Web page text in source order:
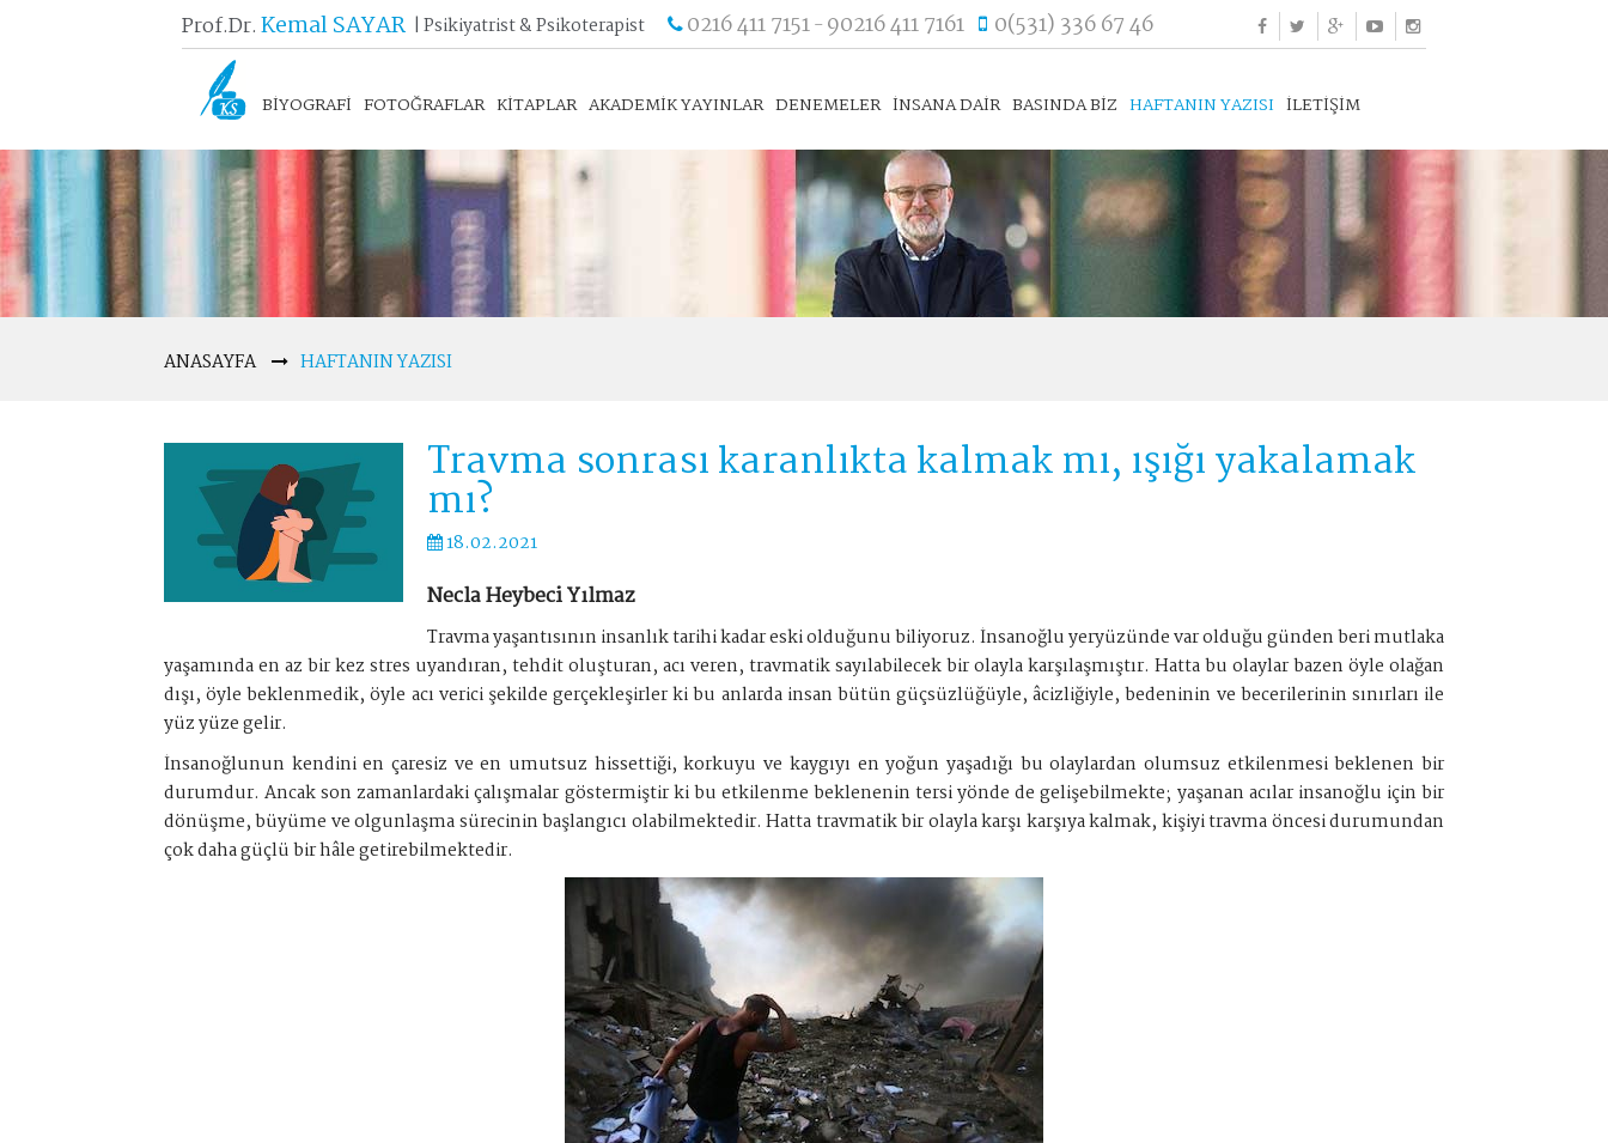
Prof.Dr.Kemal SAYAR | Psikiyatrist & Psikoterapist 0216 411 7151- 90216 411 7161 0(531) 336 67 46
BİYOGRAFİ FOTOĞRAFLAR KİTAPLAR AKADEMİK YAYINLAR DENEMELER İNSANA DAİR BASINDA BİZ HAFTANIN YAZISI İLETİŞİM
ANASAYFA HAFTANIN YAZISI
Travma sonrası karanlıkta kalmak mı, ışığı yakalamak
mı?
18.02.2021
Necla Heybeci Yılmaz
Travma yaşantısının insanlık tarihi kadar eski olduğunu biliyoruz. İnsanoğlu yeryüzünde var olduğu günden beri mutlaka
yaşamında en az bir kez stres uyandıran, tehdit oluşturan, acı veren, travmatik sayılabilecek bir olayla karşılaşmıştır. Hatta bu olaylar bazen öyle olağan
dışı, öyle beklenmedik, öyle acı verici şekilde gerçekleşirler ki bu anlarda insan bütün güçsüzlüğüyle, âcizliğiyle, bedeninin ve becerilerinin sınırları ile
yüz yüze gelir.
İnsanoğlunun kendini en çaresiz ve en umutsuz hissettiği, korkuyu ve kaygıyı en yoğun yaşadığı bu olaylardan olumsuz etkilenmesi beklenen bir
durumdur. Ancak son zamanlardaki çalışmalar göstermiştir ki bu etkilenme beklenenin tersi yönde de gelişebilmekte; yaşanan acılar insanoğlu için bir
dönüşme, büyüme ve olgunlaşma sürecinin başlangıcı olabilmektedir. Hatta travmatik bir olayla karşı karşıya kalmak, kişiyi travma öncesi durumundan
çok daha güçlü bir hâle getirebilmektedir.